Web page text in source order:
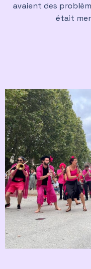
avaient des
était